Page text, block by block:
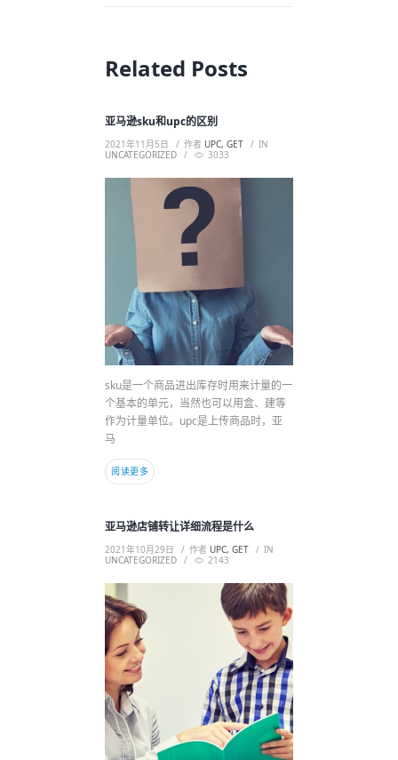
Related Posts
亚马逊sku和upc的区别
2021年11月5日 作者 UPC, GET
IN
UNCATEGORIZED
3033
sku是一个商品进出库存时用来计量的一
个基本的单元，当然也可以用盒、建等
作为计量单位。upc是上传商品时，亚
马
阅读更多
亚马逊店铺转让详细流程是什么
2021年10月29日 作者 UPC, GET
IN
UNCATEGORIZED
2143